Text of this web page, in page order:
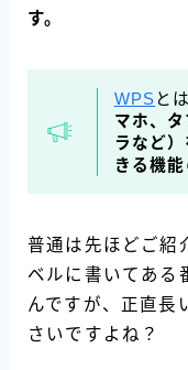
す。
WPS と
マホ、
ラなど
きる機能
普通は先ほどご紹
ベルに書いてある
んですが、正直長
さいですよね？